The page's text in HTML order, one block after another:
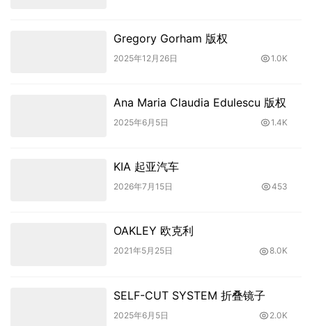
Gregory Gorham 版权
2025年12月26日 1.0K
Ana Maria Claudia Edulescu 版权
2025年6月5日 1.4K
KIA 起亚汽车
2026年7月15日 453
OAKLEY 欧克利
2021年5月25日 8.0K
SELF-CUT SYSTEM 折叠镜子
2025年6月5日 2.0K